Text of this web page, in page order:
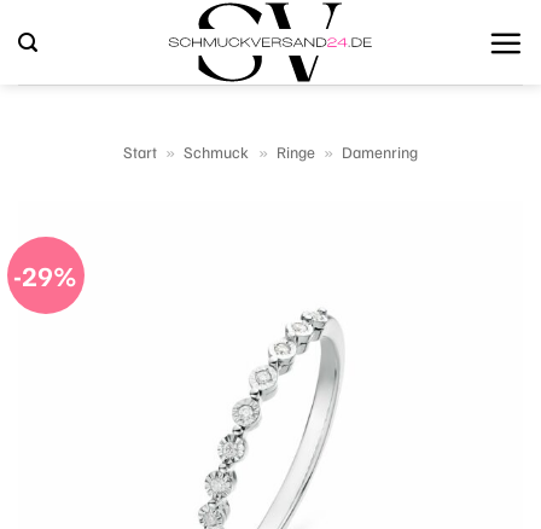
Inhalt
springen
Start » Schmuck » Ringe » Damenring
-29%